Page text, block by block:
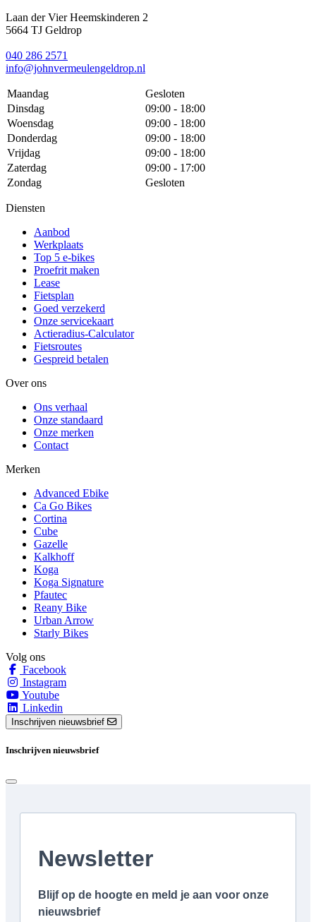
Laan der Vier Heemskinderen 2
5664 TJ Geldrop
040 286 2571
info@johnvermeulengeldrop.nl
Maandag
Gesloten
Dinsdag
09:00 - 18:00
Woensdag
09:00 - 18:00
Donderdag
09:00 - 18:00
Vrijdag
09:00 - 18:00
Zaterdag
09:00 - 17:00
Zondag
Gesloten
Diensten
Aanbod
Werkplaats
Top 5 e-bikes
Proefrit maken
Lease
Fietsplan
Goed verzekerd
Onze servicekaart
Actieradius-Calculator
Fietsroutes
Gespreid betalen
Over ons
Ons verhaal
Onze standaard
Onze merken
Contact
Merken
Advanced Ebike
Ca Go Bikes
Cortina
Cube
Gazelle
Kalkhoff
Koga
Koga Signature
Pfautec
Reany Bike
Urban Arrow
Starly Bikes
Volg ons
Facebook
Instagram
Youtube
Linkedin
Inschrijven nieuwsbrief
Inschrijven nieuwsbrief